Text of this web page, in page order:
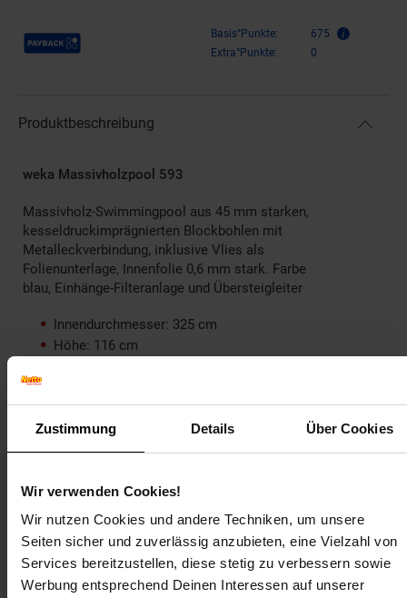
Zustimmung Details Über Cookies
Wir verwenden Cookies!
Wir nutzen Cookies und andere Techniken, um unsere
Seiten sicher und zuverlässig anzubieten, eine Vielzahl von
Services bereitzustellen, diese stetig zu verbessern sowie
Werbung entsprechend Deinen Interessen auf unserer
Payback Punkte Basis°Punkte:
675
Extra°Punkte:
0
Produktbeschreibung
weka Massivholzpool 593
Massivholz-Swimmingpool aus 45 mm starken,
kesseldruckimprägnierten Blockbohlen mit
Metalleckverbindung, inklusive Vlies als
Folienunterlage, Innenfolie 0,6 mm stark. Farbe
blau, Einhänge-Filteranlage und Übersteigleiter
Innendurchmesser: 325 cm
Höhe: 116 cm
Artikelnummer: 2353381000